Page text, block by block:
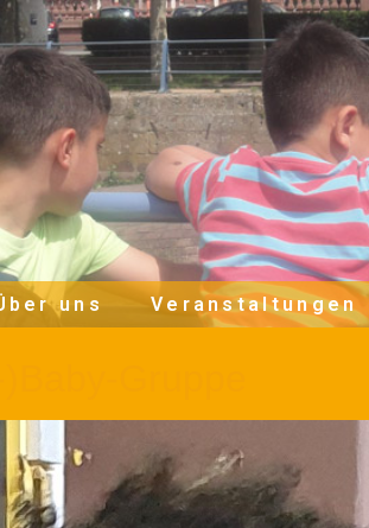
uns Veranstaltungen